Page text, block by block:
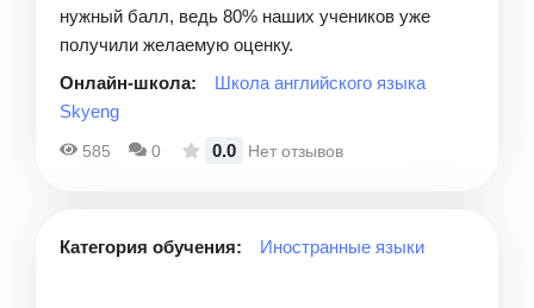
нужный балл, ведь 80% наших учеников уже
получили желаемую оценку.
Онлайн-школа:
Школа английского языка
Skyeng
585 0 0.0 Нет отзывов
Категория обучения: Иностранные языки